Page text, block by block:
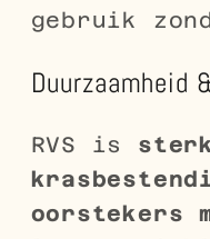
gebruik
RVS is
oorstekers